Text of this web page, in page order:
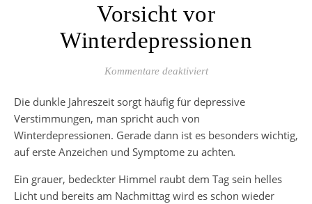
Vorsicht vor
Winterdepressionen
Kommentare deaktiviertfür Vorsicht vor
Die dunkle Jahreszeit sorgt häufig für depressive
Verstimmungen, man spricht auch von
Winterdepressionen. Gerade dann ist es besonders wichtig,
auf erste Anzeichen und Symptome zu achten.
Ein grauer, bedeckter Himmel raubt dem Tag sein helles
Licht und bereits am Nachmittag wird es schon wieder